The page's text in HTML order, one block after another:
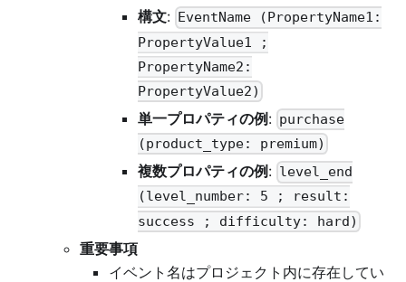
構文:
EventName (PropertyName1:
PropertyValue1 ;
PropertyName2:
PropertyValue2)
単一プロパティの例 : purchase
(product_type: premium)
複数プロパティの例 : level_end
(level_number: 5 ; result:
success ; difficulty: hard)
重要事項
イベント名はプロジェクト内に存在してい